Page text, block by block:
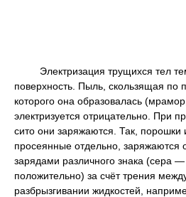
Электризация трущихся тел
поверхность. Пыль, скользящая по
которого она образовалась
электризуется отрицательно. При
сито они заряжаются. Так, порошки
просеянные отдельно, заряжаются
зарядами различного знака (сера
положительно) за счёт трения
разбрызгивании жидкостей,